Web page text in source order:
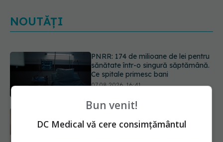
NOUTĂȚI
Cât durează simptomele
menopauzei?
07.08.2026, 15:14
Ți-ai mărit buzele? Cele 4 greșeli
care pot strica rezultatul după
injectarea cu acid hialuronic
Bun venit!
DC Medical vă cere consimțământul